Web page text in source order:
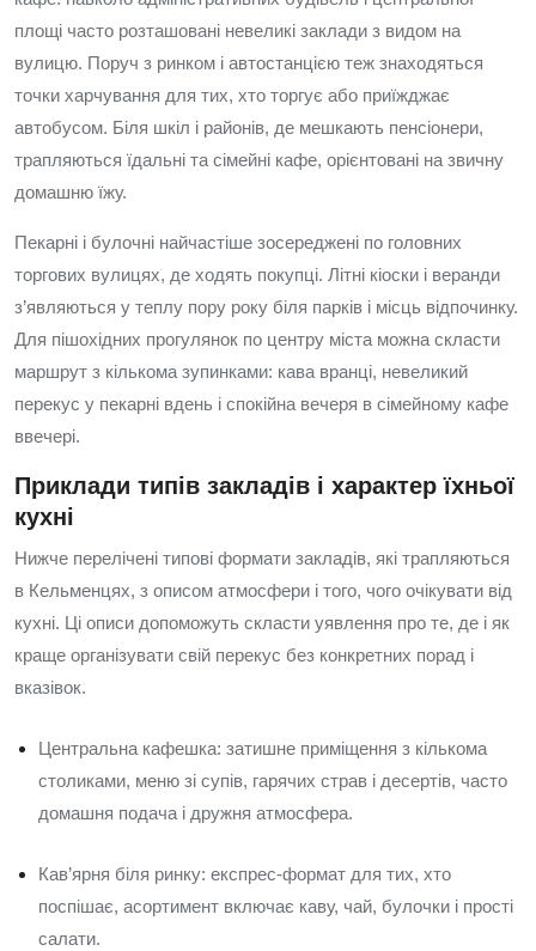
площі часто розташовані невеликі заклади з видом на
вулицю. Поруч з ринком і автостанцією теж знаходяться
точки харчування для тих, хто торгує або приїжджає
автобусом. Біля шкіл і районів, де мешкають пенсіонери,
трапляються їдальні та сімейні кафе, орієнтовані на звичну
домашню їжу.
Пекарні і булочні найчастіше зосереджені по головних
торгових вулицях, де ходять покупці. Літні кіоски і веранди
з’являються у теплу пору року біля парків і місць відпочинку.
Для пішохідних прогулянок по центру міста можна скласти
маршрут з кількома зупинками: кава вранці, невеликий
перекус у пекарні вдень і спокійна вечеря в сімейному кафе
ввечері.
Приклади типів закладів і характер їхньої
кухні
Нижче перелічені типові формати закладів, які трапляються
в Кельменцях, з описом атмосфери і того, чого очікувати від
кухні. Ці описи допоможуть скласти уявлення про те, де і як
краще організувати свій перекус без конкретних порад і
вказівок.
Центральна кафешка: затишне приміщення з кількома
столиками, меню зі супів, гарячих страв і десертів, часто
домашня подача і дружня атмосфера.
Кав’ярня біля ринку: експрес-формат для тих, хто
поспішає, асортимент включає каву, чай, булочки і прості
салати.